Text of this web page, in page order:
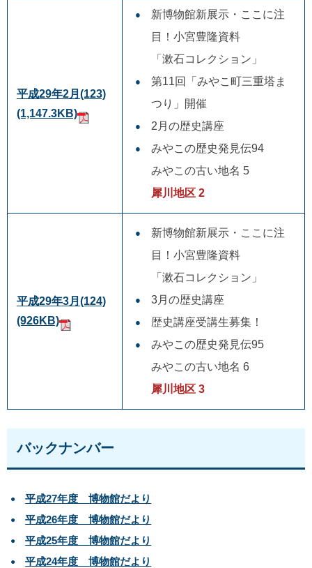
平成29年2月(123)
(1,147.3KB)
新博物館新展示・ここに注
目！小宮豊隆資料
「漱石コレクション」
第11回「みやこ町三重塔ま
つり」開催
2月の歴史講座
みやこの歴史発見伝94
みやこの古い地名 5
犀川地区 2
平成29年3月(124)
(926KB)
新博物館新展示・ここに注
目！小宮豊隆資料
「漱石コレクション」
3月の歴史講座
歴史講座受講生募集！
みやこの歴史発見伝95
みやこの古い地名 6
犀川地区 3
バックナンバー
平成27年度 博物館だより
平成26年度 博物館だより
平成25年度 博物館だより
平成24年度 博物館だより